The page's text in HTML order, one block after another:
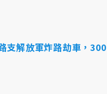
支解放軍炸路劫車，300